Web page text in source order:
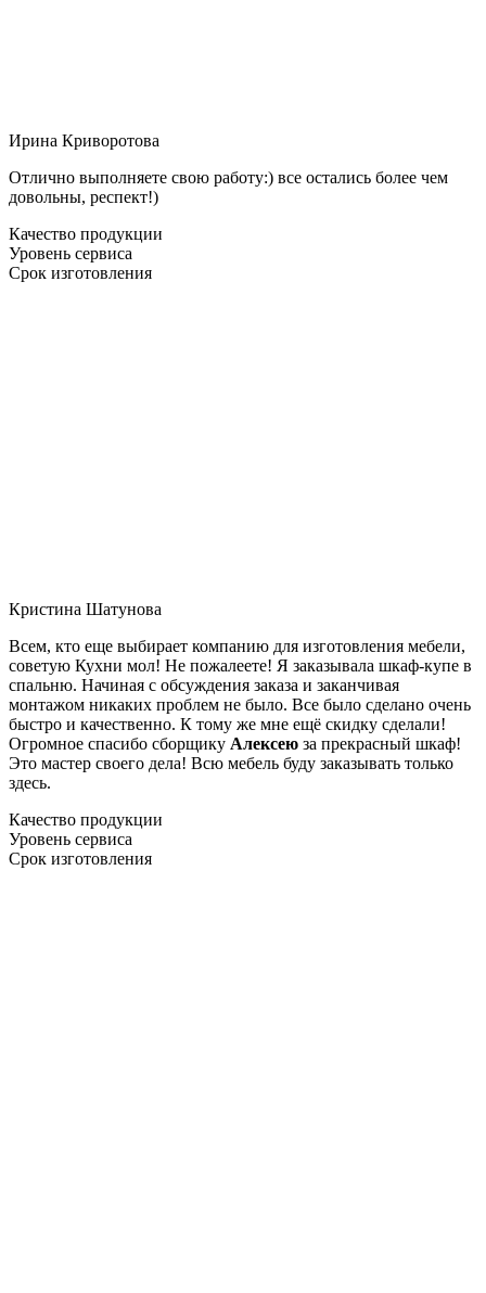
Ирина Криворотова
Отлично выполняете свою работу:) все остались более чем
довольны, респект!)
Качество продукции
Уровень сервиса
Срок изготовления
Кристина Шатунова
Всем, кто еще выбирает компанию для изготовления мебели,
советую Кухни мол! Не пожалеете! Я заказывала шкаф-купе в
спальню. Начиная с обсуждения заказа и заканчивая
монтажом никаких проблем не было. Все было сделано очень
быстро и качественно. К тому же мне ещё скидку сделали!
Огромное спасибо сборщику Алексею за прекрасный шкаф!
Это мастер своего дела! Всю мебель буду заказывать только
здесь.
Качество продукции
Уровень сервиса
Срок изготовления